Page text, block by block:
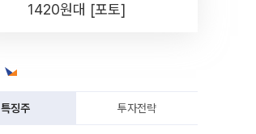
1420원대 [포토]
특징주 투자전략